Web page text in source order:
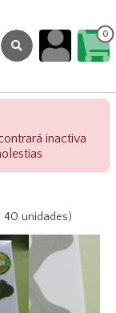
0
inactiva
40 unidades)